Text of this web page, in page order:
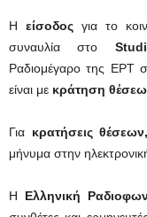
Η είσοδος για το
συναυλία στο
Ραδιομέγαρο της ΕΡΤ
είναι με κράτηση
Για κρατήσεις θέσεων,
μήνυμα στην
Η Ελληνική